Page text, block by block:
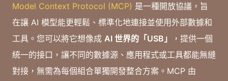
Model Context Protocol (MCP) 是一種開放協議，旨
在讓 AI 模型能更輕鬆、標準化地連接並使用外部數據和
工具。您可以將它想像成 AI 世界的「USB」
，提供一個
統一的接口，讓不同的數據源、應用程式或工具都能無縫
對接，無需為每個組合單獨開發整合方案。MCP 由